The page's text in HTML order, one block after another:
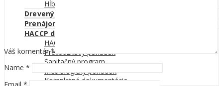
Hĺbkomery a špáromierky
Drevený meter
Prenájom váh
HACCP dokumentácia
HACCP plán
Prevádzkový poriadok
Sanitačný program
Metrologický poriadok
Kompletná dokumentácia
Váš komentár*
Name *
Email *